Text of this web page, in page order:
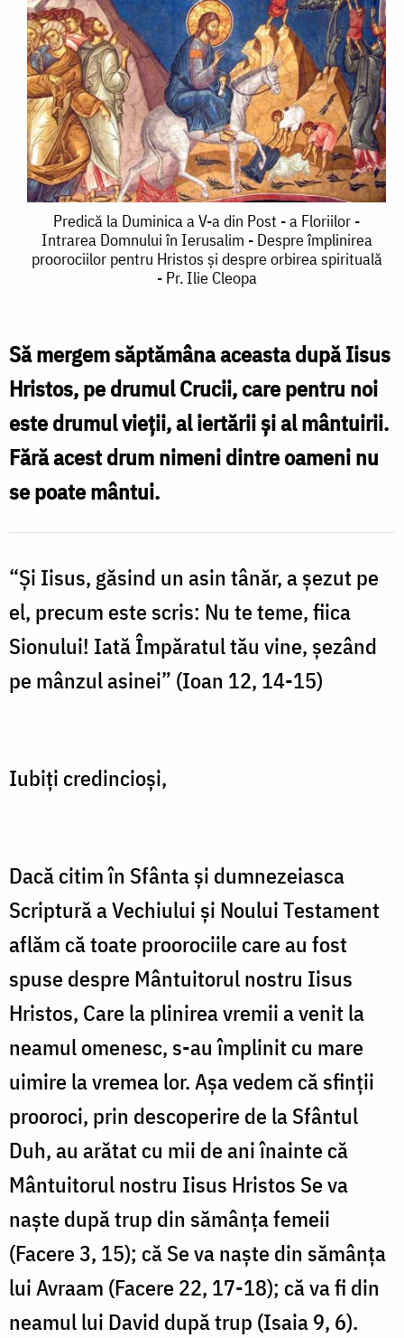
Predică
la
V-
a
Post
-
a
Floriilor
-
Domnului
în
Ierusalim
împlinirea
Hristos
și
despre
orbirea
spirituală
-
Pr.
Cleopa
Predică la Duminica a V-a din Post - a Floriilor -
Intrarea Domnului în Ierusalim - Despre împlinirea
proorociilor pentru Hristos și despre orbirea spirituală
- Pr. Ilie Cleopa
Să mergem săptămâna aceasta după Iisus
Hristos, pe drumul Crucii, care pentru noi
este drumul vieții, al iertării și al mântuirii.
Fără acest drum nimeni dintre oameni nu
se poate mântui.
“Și Iisus, găsind un asin tânăr, a șezut pe
el, precum este scris: Nu te teme, fiica
Sionului! Iată Împăratul tău vine, șezând
pe mânzul asinei” (Ioan 12, 14-15)
Iubiți credincioși,
Dacă citim în Sfânta și dumnezeiasca
Scriptură a Vechiului și Noului Testament
aflăm că toate proorociile care au fost
spuse despre Mântuitorul nostru Iisus
Hristos, Care la plinirea vremii a venit la
neamul omenesc, s-au împlinit cu mare
uimire la vremea lor. Așa vedem că sfinții
prooroci, prin descoperire de la Sfântul
Duh, au arătat cu mii de ani înainte că
Mântuitorul nostru Iisus Hristos Se va
naște după trup din sămânța femeii
(Facere 3, 15); că Se va naște din sămânța
lui Avraam (Facere 22, 17-18); că va fi din
neamul lui David după trup (Isaia 9, 6).